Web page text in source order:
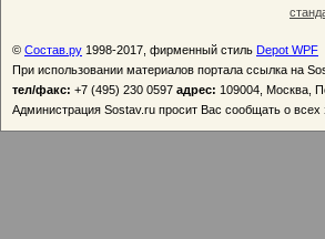
© Состав.ру 1998-2017, фирменный стиль Depot WPF
При использовании материалов портала ссылка на
тел/факс: +7 (495) 230 0597 адрес: 109004, Москва,
Администрация Sostav.ru просит Вас сообщать о